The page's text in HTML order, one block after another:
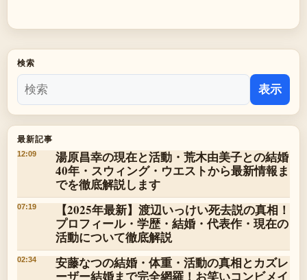
検索
表示
最新記事
12:09
湯原昌幸の現在と活動・荒木由美子との結婚
40年・スウィング・ウエストから最新情報ま
でを徹底解説します
07:19
【2025年最新】渡辺いっけい死去説の真相！
プロフィール・学歴・結婚・代表作・現在の
活動について徹底解説
02:34
安藤なつの結婚・体重・活動の真相とカズレ
ーザー結婚まで完全網羅！お笑いコンビメイ